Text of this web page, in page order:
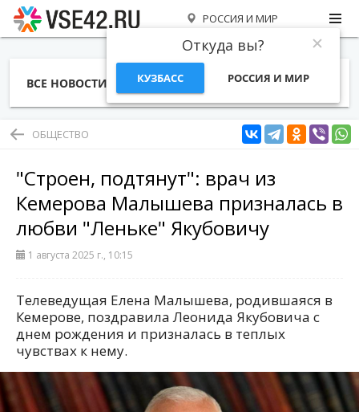
РОССИЯ И МИР
Откуда вы?
КУЗБАСС РОССИЯ И МИР
ВСЕ НОВОСТИ СТАТЬИ ТЕМЫ ФОТО
ОБЩЕСТВО
"Строен, подтянут": врач из
Кемерова Малышева призналась в
любви "Леньке" Якубовичу
1 августа 2025 г., 10:15
Телеведущая Елена Малышева, родившаяся в
Кемерове, поздравила Леонида Якубовича с
днем рождения и призналась в теплых
чувствах к нему.